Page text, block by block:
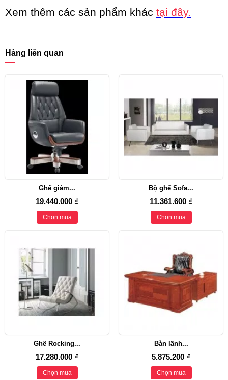
Xem thêm các sản phẩm khác tại đây.
Hàng liên quan
Ghế giám...
19.440.000 ₫
Chọn mua
Bộ ghế Sofa...
11.361.600 ₫
Chọn mua
Ghế Rocking...
17.280.000 ₫
Chọn mua
Bàn lãnh...
5.875.200 ₫
Chọn mua